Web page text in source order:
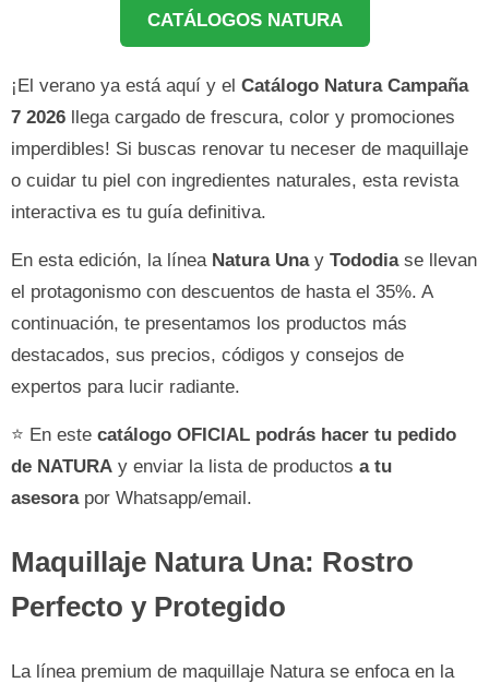
CATÁLOGOS NATURA
¡El verano ya está aquí y el Catálogo Natura Campaña
7 2026 llega cargado de frescura, color y promociones
imperdibles! Si buscas renovar tu neceser de maquillaje
o cuidar tu piel con ingredientes naturales, esta revista
interactiva es tu guía definitiva.
En esta edición, la línea Natura Unay Tododiase llevan
el protagonismo con descuentos de hasta el 35%. A
continuación, te presentamos los productos más
destacados, sus precios, códigos y consejos de
expertos para lucir radiante.
⭐ En este catálogo OFICIAL podrás hacer tu pedido
de NATURA y enviar la lista de productos a tu
asesora por Whatsapp/email.
Maquillaje Natura Una: Rostro
Perfecto y Protegido
La línea premium de maquillaje Natura se enfoca en la